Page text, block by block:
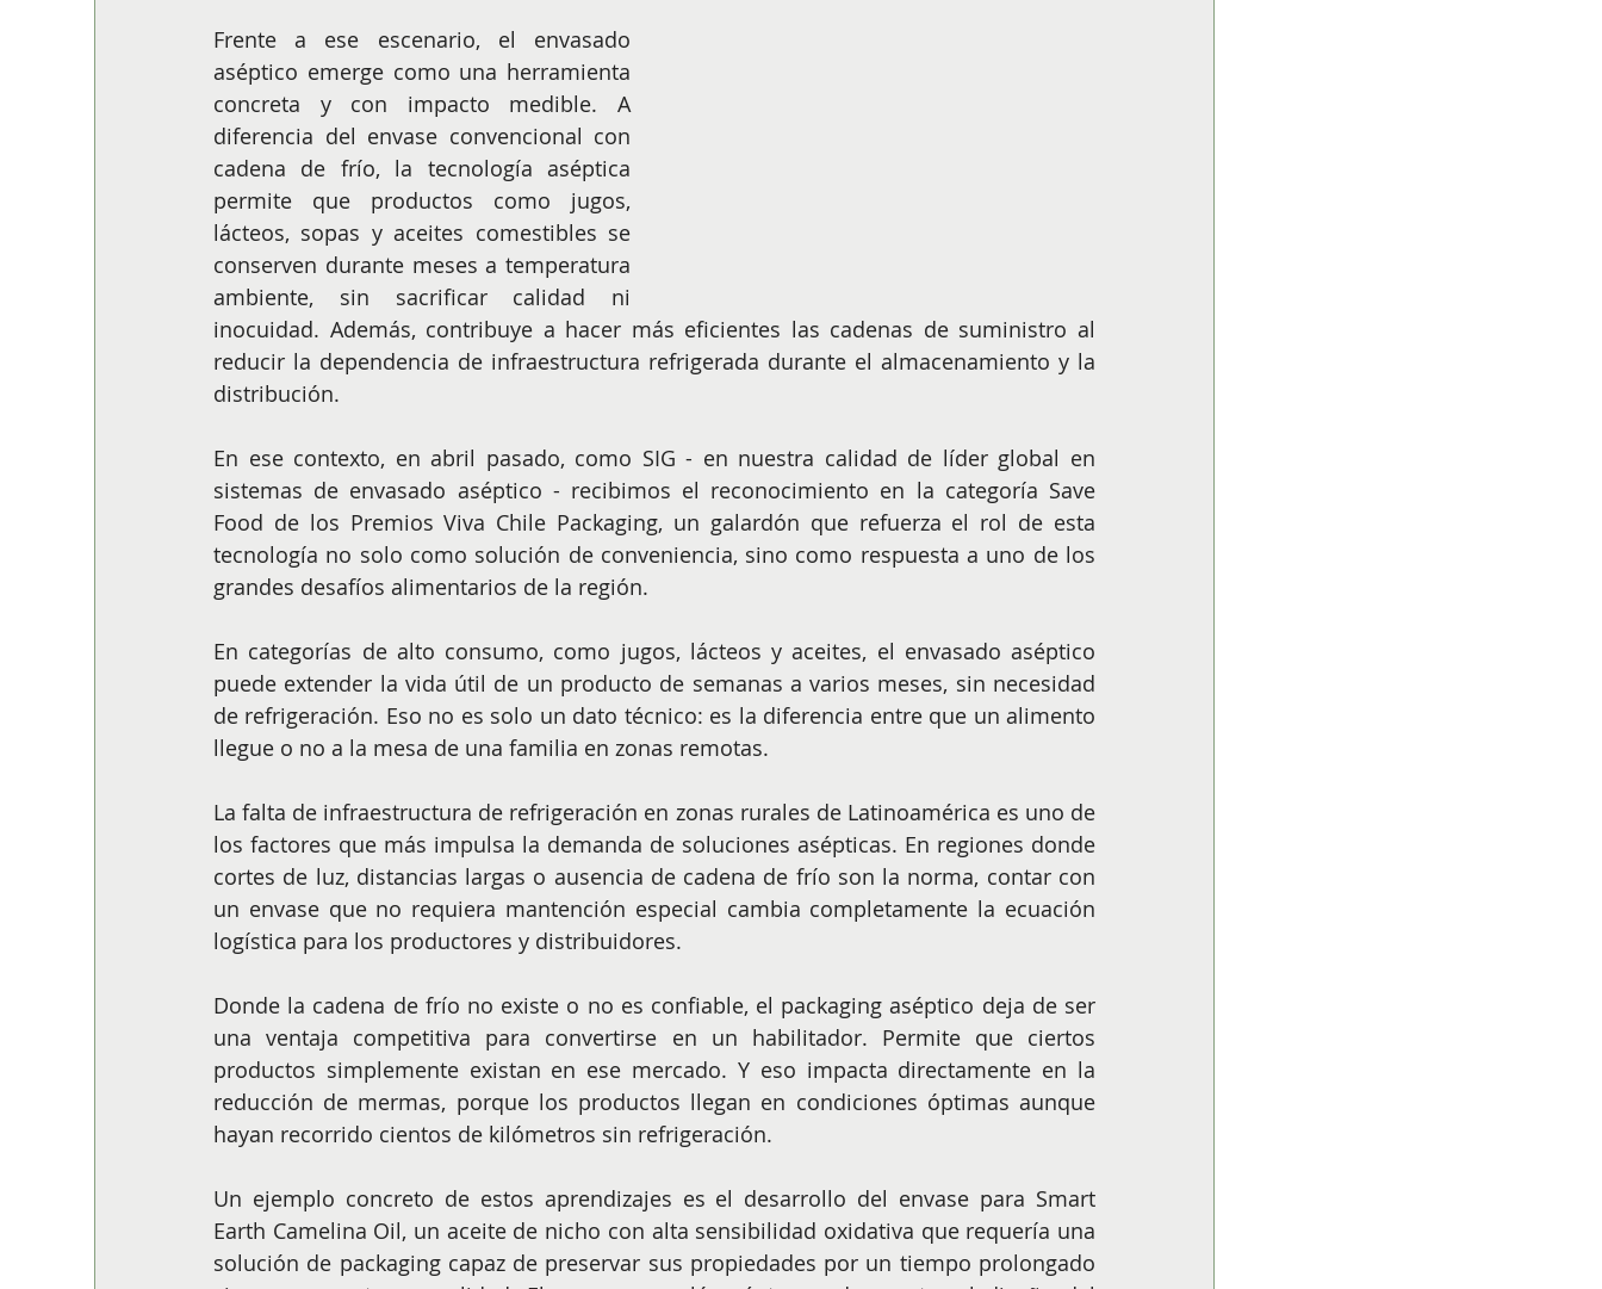
Frente a ese escenario, el envasado
aséptico emerge como una herramienta
concreta y con impacto medible. A
diferencia del envase convencional con
cadena de frío, la tecnología aséptica
permite que productos como jugos,
lácteos, sopas y aceites comestibles se
conserven durante meses a temperatura
ambiente, sin sacrificar calidad ni
inocuidad. Además, contribuye a hacer más eficientes las cadenas de suministro al
reducir la dependencia de infraestructura refrigerada durante el almacenamiento y la
distribución.
En ese contexto, en abril pasado, como SIG - en nuestra calidad de líder global en
sistemas de envasado aséptico - recibimos el reconocimiento en la categoría Save
Food de los Premios Viva Chile Packaging, un galardón que refuerza el rol de esta
tecnología no solo como solución de conveniencia, sino como respuesta a uno de los
grandes desafíos alimentarios de la región.
En categorías de alto consumo, como jugos, lácteos y aceites, el envasado aséptico
puede extender la vida útil de un producto de semanas a varios meses, sin necesidad
de refrigeración. Eso no es solo un dato técnico: es la diferencia entre que un alimento
llegue o no a la mesa de una familia en zonas remotas.
La falta de infraestructura de refrigeración en zonas rurales de Latinoamérica es uno de
los factores que más impulsa la demanda de soluciones asépticas. En regiones donde
cortes de luz, distancias largas o ausencia de cadena de frío son la norma, contar con
un envase que no requiera mantención especial cambia completamente la ecuación
logística para los productores y distribuidores.
Donde la cadena de frío no existe o no es confiable, el packaging aséptico deja de ser
una ventaja competitiva para convertirse en un habilitador. Permite que ciertos
productos simplemente existan en ese mercado. Y eso impacta directamente en la
reducción de mermas, porque los productos llegan en condiciones óptimas aunque
hayan recorrido cientos de kilómetros sin refrigeración.
Un ejemplo concreto de estos aprendizajes es el desarrollo del envase para Smart
Earth Camelina Oil, un aceite de nicho con alta sensibilidad oxidativa que requería una
solución de packaging capaz de preservar sus propiedades por un tiempo prolongado